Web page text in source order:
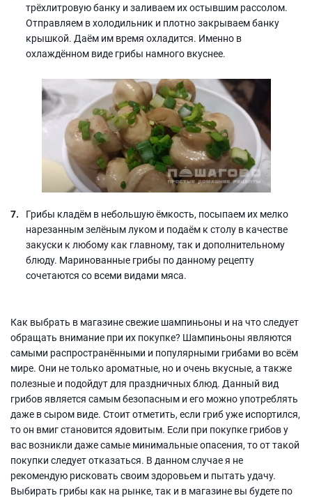
трёхлитровую банку и заливаем их остывшим рассолом.
Отправляем в холодильник и плотно закрываем банку
крышкой. Даём им время охладится. Именно в
охлаждённом виде грибы намного вкуснее.
Грибы кладём в небольшую ёмкость, посыпаем их мелко
нарезанным зелёным луком и подаём к столу в качестве
закуски к любому как главному, так и дополнительному
блюду. Маринованные грибы по данному рецепту
сочетаются со всеми видами мяса.
Как выбрать в магазине свежие шампиньоны и на что следует
обращать внимание при их покупке? Шампиньоны являются
самыми распространёнными и популярными грибами во всём
мире. Они не только ароматные, но и очень вкусные, а также
полезные и подойдут для праздничных блюд. Данный вид
грибов является самым безопасным и его можно употреблять
даже в сыром виде. Стоит отметить, если гриб уже испортился,
то он вмиг становится ядовитым. Если при покупке грибов у
вас возникли даже самые минимальные опасения, то от такой
покупки следует отказаться. В данном случае я не
рекомендую рисковать своим здоровьем и пытать удачу.
Выбирать грибы как на рынке, так и в магазине вы будете по